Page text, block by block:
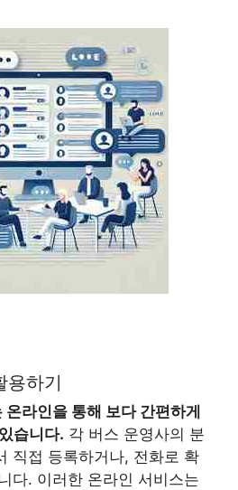
용하기
라인을 통해 보다 간편하게
습니다. 각 버스 운영사의 분
직접 등록하거나, 전화로 확
다. 이러한 온라인 서비스는